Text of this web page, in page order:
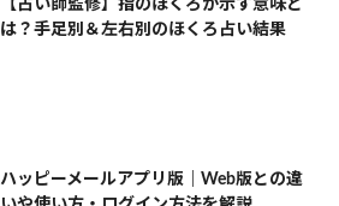
【占い師監修】指のほくろが示す意味と
は？手足別＆左右別のほくろ占い結果
ハッピーメールアプリ版｜Web版との違